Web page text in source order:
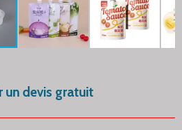
un devis gratuit